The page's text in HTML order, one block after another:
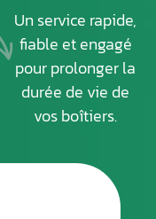
Un service rapide,
fiable et engagé
pour prolonger la
durée de vie de
vos boîtiers.